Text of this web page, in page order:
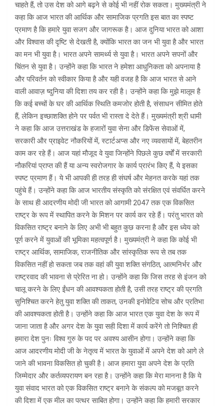
चाहते हैं, तो उस देश को आगे बढ़ने से कोई भी नहीं रोक सकता। मुख्यमंत्री ने
कहा कि आज भारत की आर्थिक और सामाजिक प्रगति इस बात का स्पष्ट
प्रमाण है कि हमारे युवा सजग और जागरूक है। आज दुनिया भारत को आशा
और विश्वास की दृष्टि से देखती है, क्योंकि भारत का जन भी युवा है और भारत
का मन भी युवा है। भारत अपने सामर्थ्य से युवा है। भारत अपने सपनों और
चिंतन से युवा है। उन्होंने कहा कि भारत ने हमेशा आधुनिकता को अपनाया है
और परिवर्तन को स्वीकार किया है और यही वजह है कि आज भारत से आने
वाली आवाज़ ष्दुनिया की दिशा तय कर रही है। उन्होंने कहा कि मुझे मालूम है
कि कई बच्चों के घर की आर्थिक स्थिति कमजोर होती है, संसाधन सीमित होते
हैं, लेकिन इच्छाशक्ति होने पर पर्वत भी रास्ता दे देते हैं। मुख्यमंत्री श्री धामी
ने कहा कि आज उत्तराखंड के हजारों युवा सेना और डिफेंस सेवाओं में,
सरकारी और प्राइवेट नौकरियों में, स्टार्टअप्स और नए व्यवसायों में, बेहतरीन
काम कर रहे हैं। आज यहां मौजूद वे युवा जिन्होंने पिछले कुछ वर्षों में सरकारी
नौकरियां प्राप्त की हैं या अन्य स्वरोजगार के कार्य प्रारंभ किए हैं, ये इसका
स्पष्ट प्रमाण हैं। ये भी आपकी ही तरह ही संघर्ष और मेहनत करके यहां तक
पहुंचे हैं। उन्होंने कहा कि आज भारतीय संस्कृति को संरक्षित एवं संवर्धित करने
के साथ ही आदरणीय मोदी जी भारत को आगामी 2047 तक एक विकसित
राष्ट्र के रूप में स्थापित करने के मिशन पर कार्य कर रहे हैं। परंतु भारत को
विकसित राष्ट्र बनाने के लिए अभी भी बहुत कुछ करना है और इस ध्येय को
पूर्ण करने में युवाओं की भूमिका महत्वपूर्ण है। मुख्यमंत्री ने कहा कि कोई भी
राष्ट्र आर्थिक, सामाजिक, राजनीतिक और सांस्कृतिक रूप से तब तक
विकसित नहीं हो सकता जब तक वहां की युवा शक्ति संगठित, आत्मनिर्भर और
राष्ट्रवाद की भावना से प्रेरित ना हो। उन्होंने कहा कि जिस तरह से इंजन को
चालू करने के लिए ईंधन की आवश्यकता होती है, उसी तरह राष्ट्र की प्रगति
सुनिश्चित करने हेतु युवा शक्ति की ताकत, उनकी इनोवेटिव सोच और प्रतिभा
की आवश्यकता होती है। उन्होंने कहा कि आज भारत एक युवा देश के रूप में
जाना जाता है और अगर देश के युवा सही दिशा में कार्य करेंगे तो निश्चित ही
हमारा देश पुनः विश्व गुरु के पद पर अवश्य आसीन होगा। उन्होंने कहा कि
आज आदरणीय मोदी जी के नेतृत्व में भारत के युवाओं में अपने देश को आगे ले
जाने की भावना विकसित हो चुकी है। आज हमारा युवा अपने देश के प्रति
जिम्मेदार और कर्तव्यपरायण बन रहा है। उन्होंने कहा कि मेरा मानना है कि ये
युवा संवाद भारत को एक विकसित राष्ट्र बनाने के संकल्प को मजबूत करने
की दिशा में एक मील का पत्थर साबित होगा। उन्होंने कहा कि हमारी सरकार